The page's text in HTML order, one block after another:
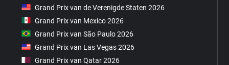
Grand Prix van de Verenigde Staten 2026
Grand Prix van Mexico 2026
Grand Prix van São Paulo 2026
Grand Prix van Las Vegas 2026
Grand Prix van Qatar 2026